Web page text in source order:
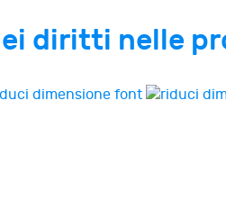
diritti nelle
dimensione font